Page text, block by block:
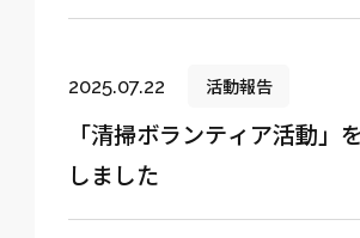
2025.07.22 活動報告
「清掃ボランティア活動」
しました